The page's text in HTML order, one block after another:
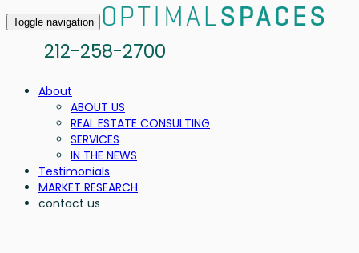
Toggle navigation
212-258-2700
About
ABOUT US
REAL ESTATE CONSULTING
SERVICES
IN THE NEWS
Testimonials
MARKET RESEARCH
contact us